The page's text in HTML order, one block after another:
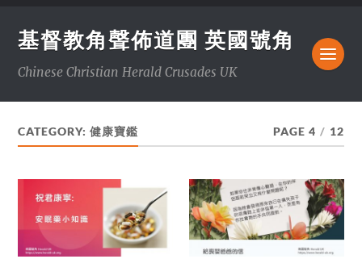
基督教角聲佈道團 英國號角
Chinese Christian Herald Crusades UK
CATEGORY:健康寶鑑 PAGE 4 / 12